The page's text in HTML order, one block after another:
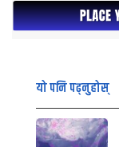
यो पनि पढ्नुहोस्